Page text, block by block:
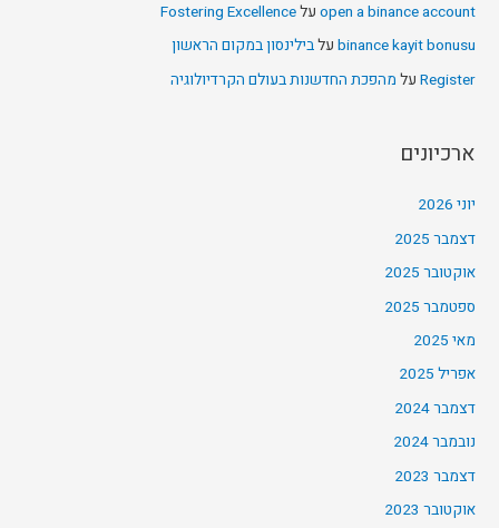
open a binance account עלFostering Excellence
binance kayit bonusu עלבילינסון במקום הראשון
Register על מהפכת החדשנות בעולם הקרדיולוגיה
ארכיונים
יוני 2026
דצמבר 2025
אוקטובר 2025
ספטמבר 2025
מאי 2025
אפריל 2025
דצמבר 2024
נובמבר 2024
דצמבר 2023
אוקטובר 2023